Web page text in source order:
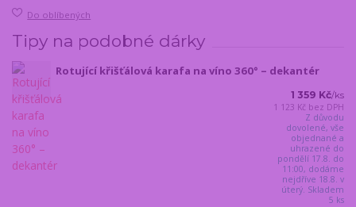
Do oblíbených
Tipy na podobné dárky
Rotující křišťálová karafa na víno 360° – dekantér
1 359 Kč/ks
1 123 Kč bez DPH
Z důvodu
dovolené, vše
objednané a
uhrazené do
pondělí 17.8. do
11:00, dodáme
nejdříve 18.8. v
úterý. Skladem
5 ks